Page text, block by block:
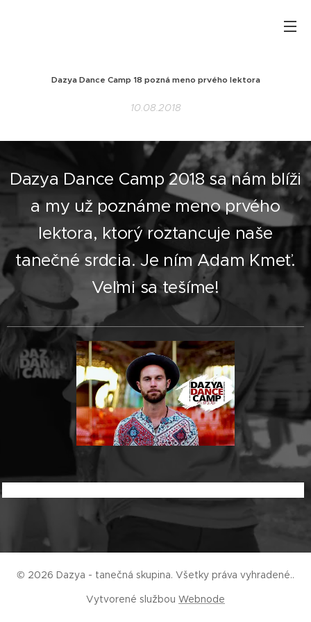
Dazya Dance Camp 18 pozná meno prvého lektora
10.08.2018
Dazya Dance Camp 2018 sa nám blíži
a my už poznáme meno prvého
lektora, ktorý roztancuje naše
tanečné srdcia. Je ním Adam Kmeť.
Veľmi sa tešíme!
© 2026 Dazya - tanečná skupina. Všetky práva vyhradené..
Vytvorené službou Webnode